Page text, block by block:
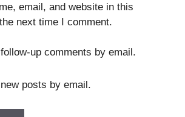
email, and website in this
next time I comment.
up comments by email.
posts by email.